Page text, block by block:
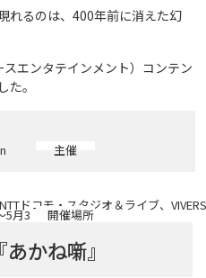
れるのは、400年前に消えた幻
エンタテインメント）コンテン
。
主催
ドコモ・スタジオ＆ライブ、
5月3
開催場所
かね噺』